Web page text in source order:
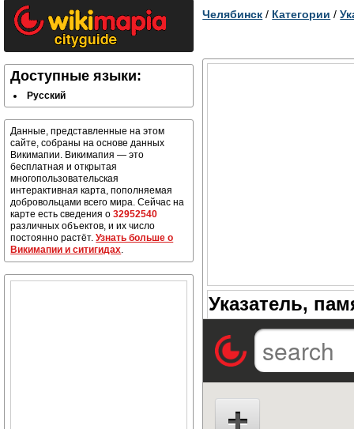
Доступные языки:
Русский
Данные, представленные на этом
сайте, собраны на основе данных
Викимапии. Викимапия — это
бесплатная и открытая
многопользовательская
интерактивная карта, пополняемая
добровольцами всего мира. Сейчас на
карте есть сведения о32952540
различных объектов, и их число
постоянно растёт.Узнать больше о
Викимапии и ситигидах.
Челябинск / Категории /
Указатель,